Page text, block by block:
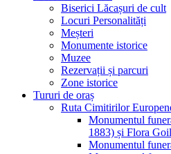
Biserici Lăcașuri de cult
Locuri Personalități
Meșteri
Monumente istorice
Muzee
Rezervații și parcuri
Zone istorice
Tururi de oraș
Ruta Cimitirilor
Monumentul
1883) și Flora
Monumentul